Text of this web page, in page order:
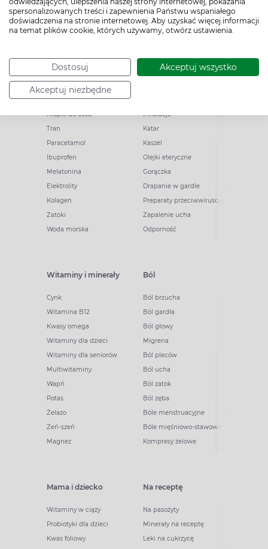
spersonalizowanych treści i zapewnienia Państwu wspaniałego
doświadczenia na stronie internetowej. Aby uzyskać więcej informacji
na temat plików cookie, których używamy, otwórz ustawienia.
Dostosuj Akceptuj wszystko
Akceptuj niezbędne
Popularne zapytania
Witamina D
Witamina C
Krople do oczu
Tran
Paracetamol
Ibuprofen
Melatonina
Elektrolity
Kolagen
Zatoki
Woda morska
Przeziębienie i grypa
Inhalacje
Katar
Kaszel
Olejki eteryczne
Gorączka
Drapanie w gardle
Preparaty przeciwwirusowe
Zapalenie ucha
Odporność
Witaminy i minerały
Cynk
Witamina B12
Kwasy omega
Witaminy dla dzieci
Witaminy dla seniorów
Multiwitaminy
Wapń
Potas
Żelazo
Żeń-szeń
Magnez
Ból
Ból brzucha
Ból gardła
Ból głowy
Migrena
Ból pleców
Ból ucha
Ból zatok
Ból zęba
Bóle menstruacyjne
Bóle mięśniowo-stawowe
Kompresy żelowe
Mama i dziecko
Witaminy w ciąży
Probiotyki dla dzieci
Kwas foliowy
Na receptę
Na pasożyty
Minerały na receptę
Leki na cukrzycę